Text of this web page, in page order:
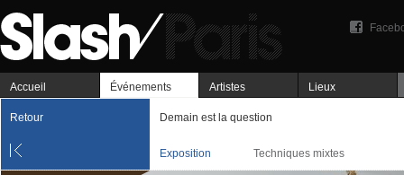
Accueil Événements Artistes Lieux
Retour Demain est la question
Exposition Techniques mixtes